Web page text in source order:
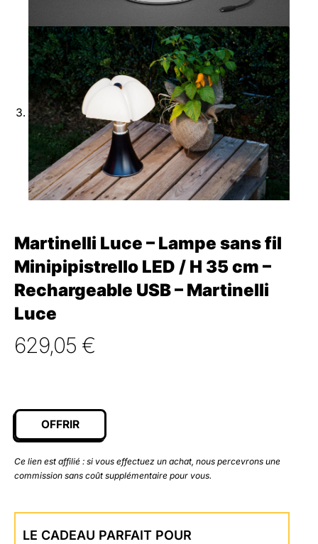
Martinelli Luce – Lampe sans fil
Minipipistrello LED / H 35 cm –
Rechargeable USB – Martinelli
Luce
629,05 €
OFFRIR
Ce lien est affilié : si vous effectuez un achat, nous percevrons une
commission sans coût supplémentaire pour vous.
LE CADEAU PARFAIT POUR